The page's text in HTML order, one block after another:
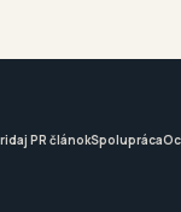
PR článokSpolupráca